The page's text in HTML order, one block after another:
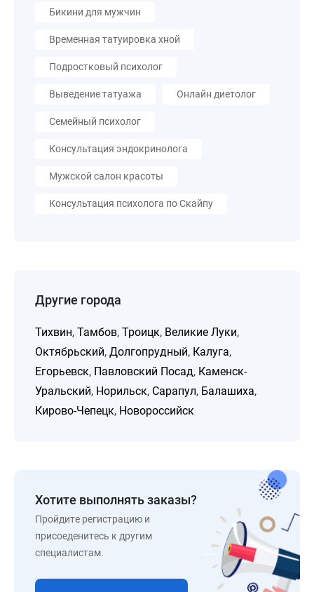
Бикини для мужчин
Временная татуировка хной
Подростковый психолог
Выведение татуажа Онлайн диетолог
Семейный психолог
Консультация эндокринолога
Мужской салон красоты
Консультация психолога по Скайпу
Другие города
Тихвин, Тамбов, Троицк, Великие Луки,
Октябрьский, Долгопрудный, Калуга,
Егорьевск, Павловский Посад, Каменск-
Уральский, Норильск, Сарапул, Балашиха,
Кирово-Чепецк, Новороссийск
Хотите выполнять заказы?
Пройдите регистрацию и
присоеденитесь к другим
специалистам.